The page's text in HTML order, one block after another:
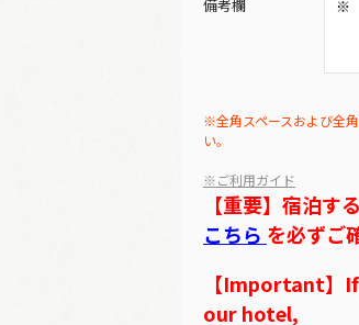
備考欄
※全角スペースおよび全
い。
※ご利用ガイド
【重要】宿泊す
こちら を必ずご
【Important
our hotel,